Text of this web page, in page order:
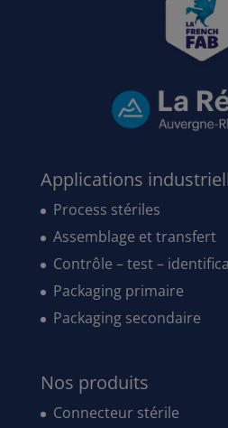
Applications
Process stériles
Assemblage et transfert
Contrôle – test –
Packaging primaire
Packaging secondaire
Nos produits
Connecteur stérile